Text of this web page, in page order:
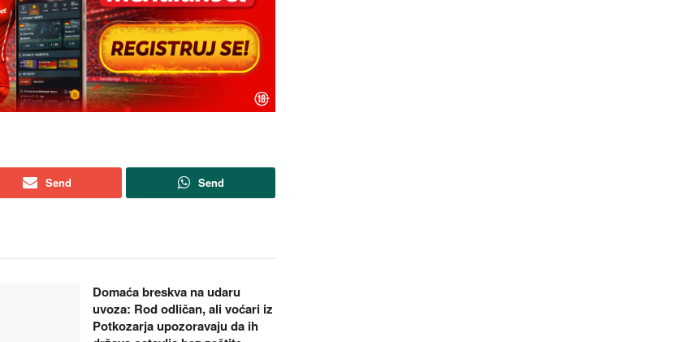
Send Send
Domaća breskva na udaru
uvoza: Rod odličan, ali voćari iz
Potkozarja upozoravaju da ih